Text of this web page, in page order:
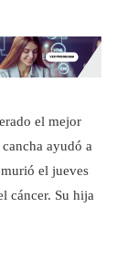
el mejor
ayudó a
el jueves
cáncer. Su hija